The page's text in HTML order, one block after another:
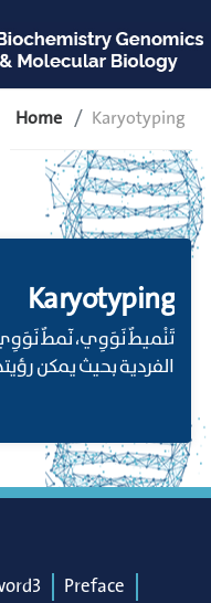
Home Karyotyping
Karyotyping
الفردية بحيث يمكن
Preface